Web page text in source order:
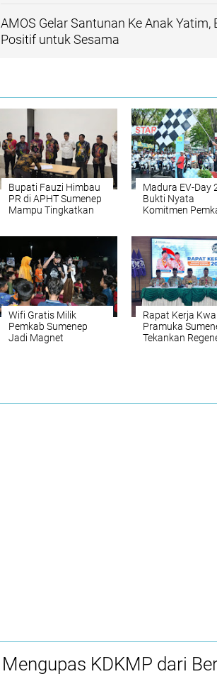
AMOS Gelar Santunan Ke Anak
Positif untuk Sesama
Bupati Fauzi Himbau
PR di APHT Sumenep
Mampu Tingkatkan
Madura EV-Day
Bukti Nyata
Komitmen
Wifi Gratis Milik
Pemkab Sumenep
Jadi Magnet
Rapat Kerja
Pramuka
Tekankan
Mengupas KDKMP dari